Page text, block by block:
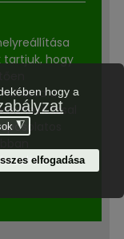
tartjuk, hogy
a
a